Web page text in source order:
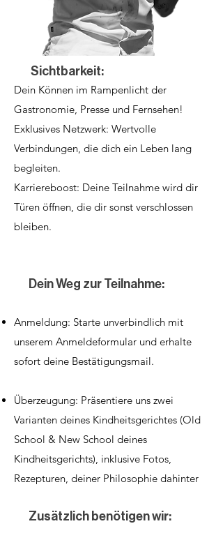
Sichtbarkeit:
Dein Können im Rampenlicht der
Gastronomie, Presse und Fernsehen!
Exklusives Netzwerk: Wertvolle
Verbindungen, die dich ein Leben lang
begleiten.
Karriereboost: Deine Teilnahme wird dir
Türen öffnen, die dir sonst verschlossen
bleiben.
Dein Weg zur Teilnahme:
Anmeldung: Starte unverbindlich mit
unserem Anmeldeformular und erhalte
sofort deine Bestätigungsmail.
Überzeugung: Präsentiere uns zwei
Varianten deines Kindheitsgerichtes (Old
School & New School deines
Kindheitsgerichts), inklusive Fotos,
Rezepturen, deiner Philosophie dahinter
Zusätzlich benötigen wir: